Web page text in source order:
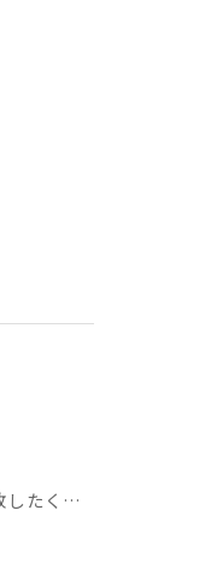
縮毛矯正で失敗したくない方へ【銀座・美容室WISTERIA】